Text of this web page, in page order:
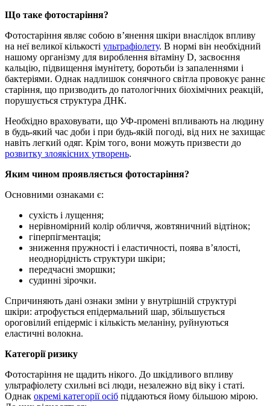
Що таке фотостаріння?
Фотостаріння являє собою в’янення шкіри внаслідок впливу
на неї великої кількості ультрафіолету. В нормі він необхідний
нашому організму для вироблення вітаміну D, засвоєння
кальцію, підвищення імунітету, боротьби із запаленнями і
бактеріями. Однак надлишок сонячного світла провокує раннє
старіння, що призводить до патологічних біохімічних реакцій,
порушується структура ДНК.
Необхідно враховувати, що УФ-промені впливають на людину
в будь-який час доби і при будь-якій погоді, від них не захищає
навіть легкий одяг. Крім того, вони можуть призвести до
розвитку злоякісних утворень.
Яким чином проявляється фотостаріння?
Основними ознаками є:
сухість і лущення;
нерівномірний колір обличчя, жовтяничний відтінок;
гіперпігментація;
зниження пружності і еластичності, поява в’ялості,
неоднорідність структури шкіри;
передчасні зморшки;
судинні зірочки.
Спричиняють дані ознаки зміни у внутрішній структурі
шкіри: атрофується епідермальний шар, збільшується
ороговілий епідерміс і кількість меланіну, руйнуються
еластичні волокна.
Категорії ризику
Фотостаріння не щадить нікого. До шкідливого впливу
ультрафіолету схильні всі люди, незалежно від віку і статі.
Однак окремі категорії осіб піддаються йому більшою мірою.